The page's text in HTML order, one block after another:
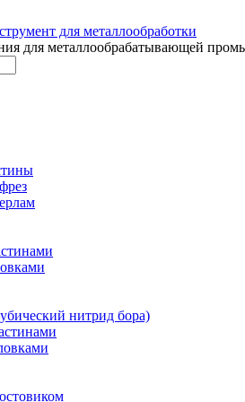
для металлообрабатывающей
нитрид бора)